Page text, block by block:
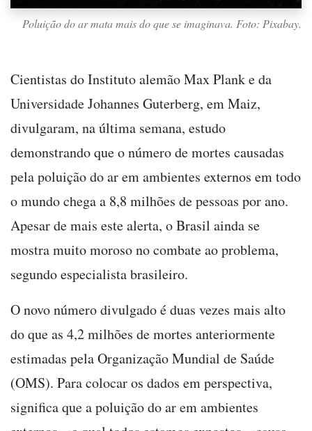
Poluição do ar mata mais do que se imaginava. Foto: Pixabay.
Cientistas do Instituto alemão Max Plank e da
Universidade Johannes Guterberg, em Maiz,
divulgaram, na última semana, estudo
demonstrando que o número de mortes causadas
pela poluição do ar em ambientes externos em todo
o mundo chega a 8,8 milhões de pessoas por ano.
Apesar de mais este alerta, o Brasil ainda se
mostra muito moroso no combate ao problema,
segundo especialista brasileiro.
O novo número divulgado é duas vezes mais alto
do que as 4,2 milhões de mortes anteriormente
estimadas pela Organização Mundial de Saúde
(OMS). Para colocar os dados em perspectiva,
significa que a poluição do ar em ambientes